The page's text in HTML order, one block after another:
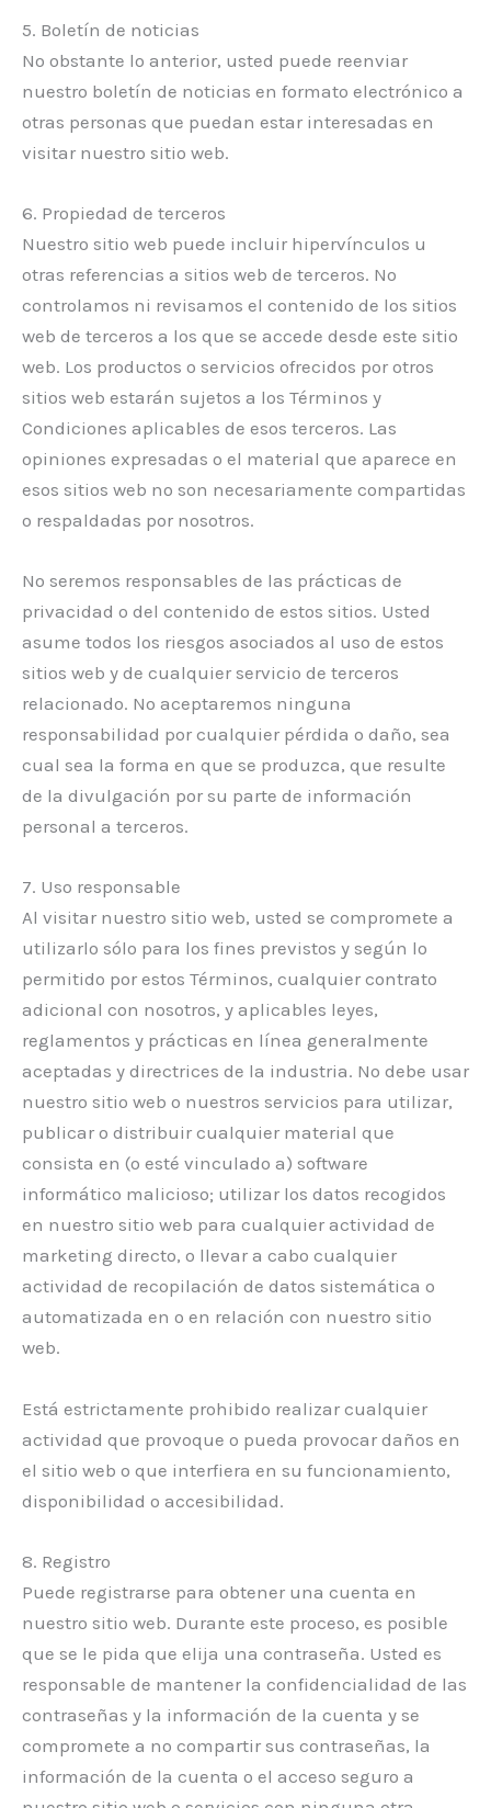
5. Boletín de noticias
No obstante lo anterior, usted puede reenviar
nuestro boletín de noticias en formato electrónico a
otras personas que puedan estar interesadas en
visitar nuestro sitio web.
6. Propiedad de terceros
Nuestro sitio web puede incluir hipervínculos u
otras referencias a sitios web de terceros. No
controlamos ni revisamos el contenido de los sitios
web de terceros a los que se accede desde este sitio
web. Los productos o servicios ofrecidos por otros
sitios web estarán sujetos a los Términos y
Condiciones aplicables de esos terceros. Las
opiniones expresadas o el material que aparece en
esos sitios web no son necesariamente compartidas
o respaldadas por nosotros.
No seremos responsables de las prácticas de
privacidad o del contenido de estos sitios. Usted
asume todos los riesgos asociados al uso de estos
sitios web y de cualquier servicio de terceros
relacionado. No aceptaremos ninguna
responsabilidad por cualquier pérdida o daño, sea
cual sea la forma en que se produzca, que resulte
de la divulgación por su parte de información
personal a terceros.
7. Uso responsable
Al visitar nuestro sitio web, usted se compromete a
utilizarlo sólo para los fines previstos y según lo
permitido por estos Términos, cualquier contrato
adicional con nosotros, y aplicables leyes,
reglamentos y prácticas en línea generalmente
aceptadas y directrices de la industria. No debe usar
nuestro sitio web o nuestros servicios para utilizar,
publicar o distribuir cualquier material que
consista en (o esté vinculado a) software
informático malicioso; utilizar los datos recogidos
en nuestro sitio web para cualquier actividad de
marketing directo, o llevar a cabo cualquier
actividad de recopilación de datos sistemática o
automatizada en o en relación con nuestro sitio
web.
Está estrictamente prohibido realizar cualquier
actividad que provoque o pueda provocar daños en
el sitio web o que interfiera en su funcionamiento,
disponibilidad o accesibilidad.
8. Registro
Puede registrarse para obtener una cuenta en
nuestro sitio web. Durante este proceso, es posible
que se le pida que elija una contraseña. Usted es
responsable de mantener la confidencialidad de las
contraseñas y la información de la cuenta y se
compromete a no compartir sus contraseñas, la
información de la cuenta o el acceso seguro a